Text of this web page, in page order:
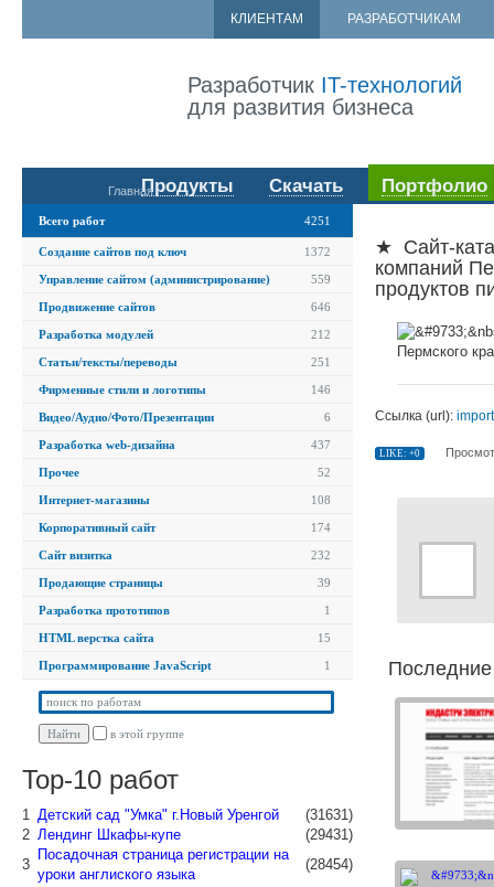
КЛИЕНТАМ РАЗРАБОТЧИКАМ
Разработчик IT-технологий
для развития бизнеса
ГлавнаяПродукты Скачать Портфолио
Всего работ 4251
Создание сайтов под ключ 1372
Управление сайтом (администрирование) 559
Продвижение сайтов 646
Разработка модулей 212
Статьи/тексты/переводы 251
Фирменные стили и логотипы 146
Видео/Аудио/Фото/Презентации 6
Разработка web-дизайна 437
Прочее 52
Интернет-магазины 108
Корпоративный сайт 174
Сайт визитка 232
Продающие страницы 39
Разработка прототипов 1
HTML верстка сайта 15
Программирование JavaScript 1
в этой группе
Top-10 работ
1 Детский сад "Умка" г.Новый Уренгой
(31631)
2 Лендинг Шкафы-купе
(29431)
3
Посадочная страница регистрации на
уроки англиского языка
(28454)
★ Сайт-
компаний
продуктов
Ссылка (url):
LIKE: +0